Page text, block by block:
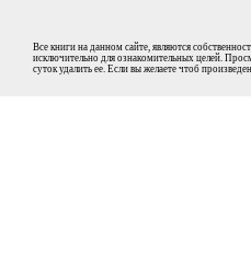
Все книги на данном сайте, являются
исключительно для ознакомительных целей.
суток удалить ее. Если вы желаете чтоб